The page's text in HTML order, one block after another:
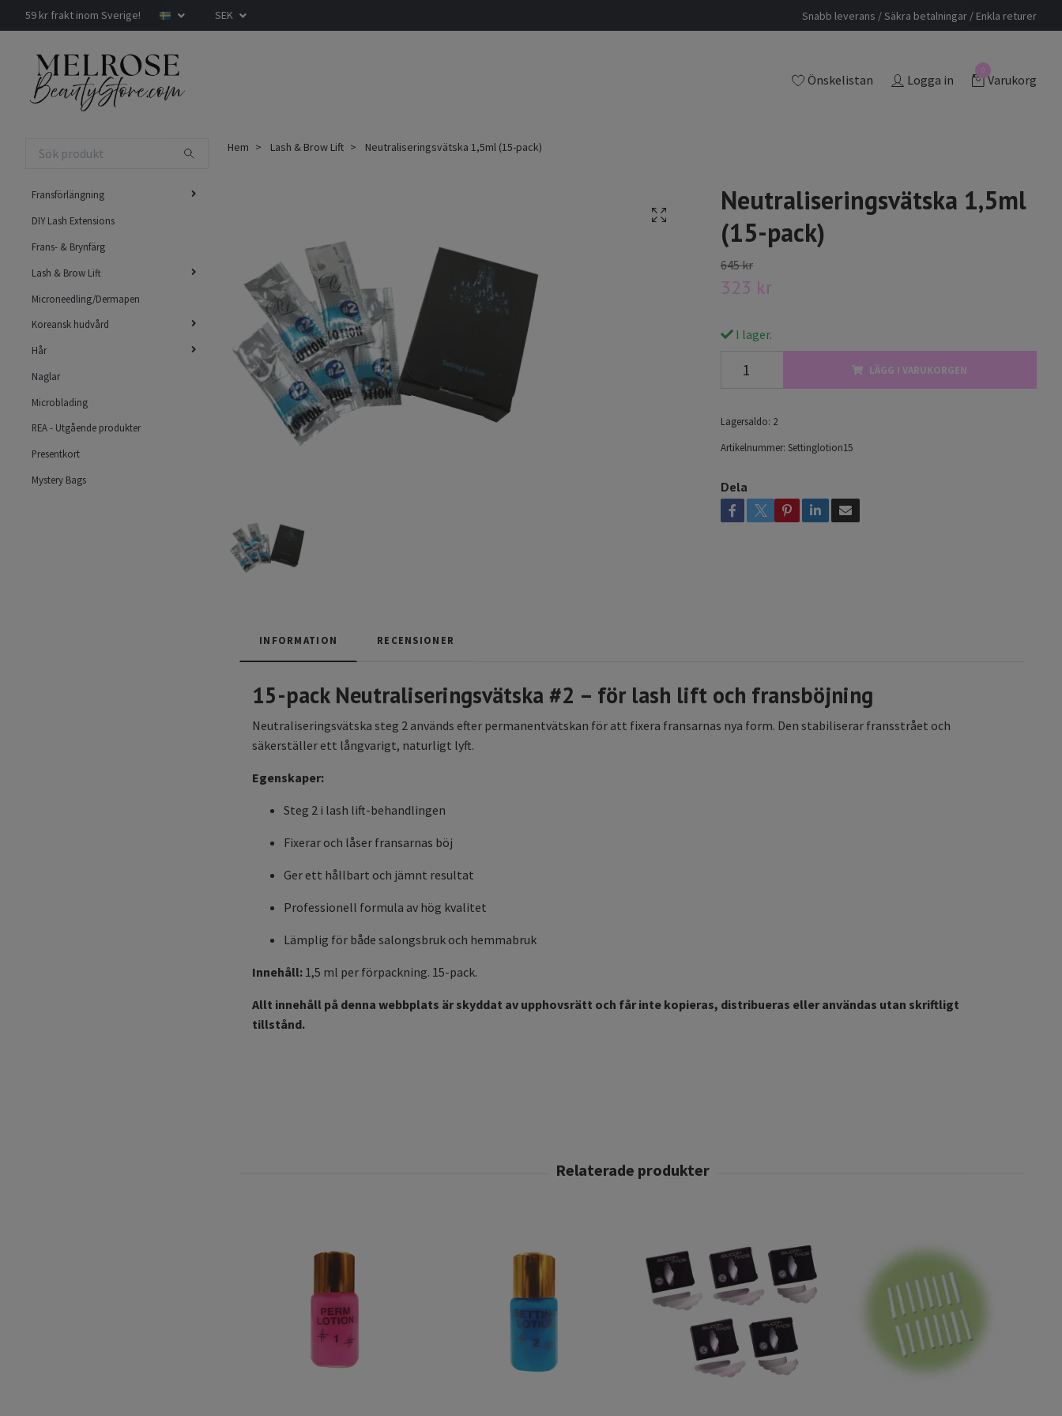
59 kr frakt inom Sverige! SEK Snabb leverans / Säkra betalningar / Enkla returer
Önskelistan Logga in
0
Varukorg
Fransförlängning
DIY Lash Extensions
Frans- & Brynfärg
Lash & Brow Lift
Microneedling/Dermapen
Koreansk hudvård
Hår
Naglar
Microblading
REA - Utgående produkter
Presentkort
Mystery Bags
Hem Lash & Brow Lift Neutraliseringsvätska 1,5ml (15-pack)
Neutraliseringsvätska 1,5ml
(15-pack)
645 kr
323 kr
I lager.
LÄGG I VARUKORGEN
Lagersaldo: 2
Artikelnummer: Settinglotion15
Dela
INFORMATION RECENSIONER
15-pack Neutraliseringsvätska #2 – för lash lift och fransböjning
Neutraliseringsvätska steg 2 används efter permanentvätskan för att fixera fransarnas nya form. Den stabiliserar fransstrået och
säkerställer ett långvarigt, naturligt lyft.
Egenskaper:
Steg 2 i lash lift-behandlingen
Fixerar och låser fransarnas böj
Ger ett hållbart och jämnt resultat
Professionell formula av hög kvalitet
Lämplig för både salongsbruk och hemmabruk
Innehåll: 1,5 ml per förpackning. 15-pack.
Allt innehåll på denna webbplats är skyddat av upphovsrätt och får inte kopieras, distribueras eller användas utan skriftligt
tillstånd.